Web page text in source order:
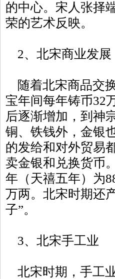
的中心。宋人张择
荣的艺术反映。
2、北宋商业
随着北宋商品交
宝年间每年铸币32
后逐渐增加，到神
铜、铁钱外，金银
的发给和对外贸易
卖金银和兑换货币
年（天禧五年）为
万两。北宋时期还
子”。
3、北宋手工
北宋时期，手工